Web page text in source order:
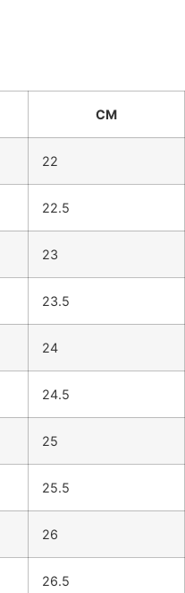
CM
22
22.5
23
23.5
24
24.5
25
25.5
26
26.5